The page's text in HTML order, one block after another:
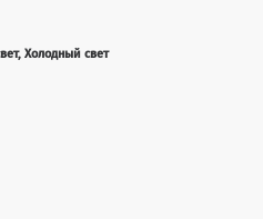
Холодный свет